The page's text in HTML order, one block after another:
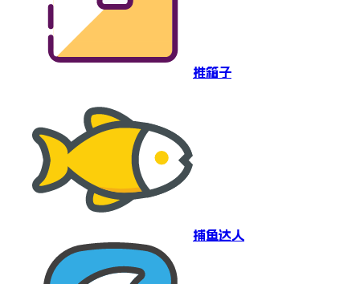
推箱子
捕鱼达人